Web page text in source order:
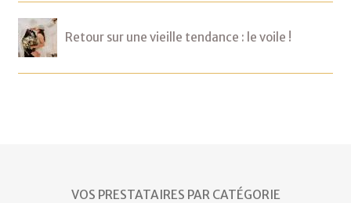
Retour sur une vieille tendance : le voile !
VOS PRESTATAIRES PAR CATÉGORIE